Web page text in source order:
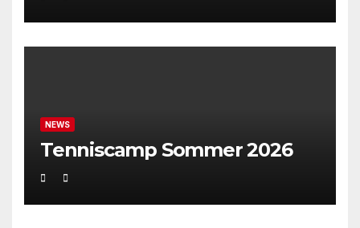
NEWS
Tenniscamp Sommer 2026